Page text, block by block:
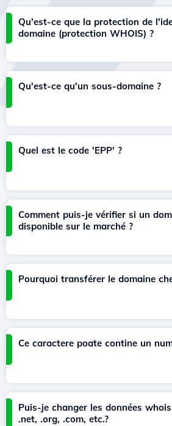
Qu'est-ce que la protection de
domaine (protection WHOIS) ?
Qu'est-ce qu'un sous-domaine ?
Quel est le code 'EPP' ?
Comment puis-je vérifier si un
disponible sur le marché ?
Pourquoi transférer le domaine
Ce caractere poate contine un
Puis-je changer les données
.net, .org, .com, etc.?